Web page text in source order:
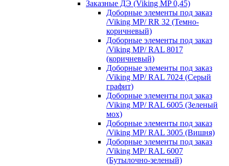
Заказные ДЭ (Viking MP 0,45)
Доборные элементы под заказ
/Viking MP/ RR 32 (Темно-
коричневый)
Доборные элементы под заказ
/Viking MP/ RAL 8017
(коричневый)
Доборные элементы под заказ
/Viking MP/ RAL 7024 (Серый
графит)
Доборные элементы под заказ
/Viking MP/ RAL 6005 (Зеленый
мох)
Доборные элементы под заказ
/Viking MP/ RAL 3005 (Вишня)
Доборные элементы под заказ
/Viking MP/ RAL 6007
(Бутылочно-зеленый)